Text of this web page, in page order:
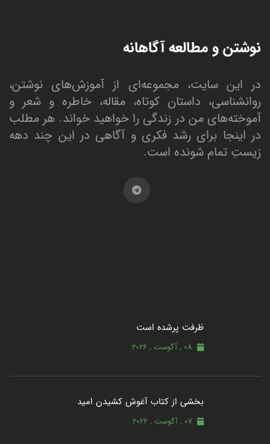
نوشتن و مطالعه آگاهانه
در این سایت، مجموعه‌ای از آموزش‌های نوشتن،
روانشناسی، داستان کوتاه، مقاله، خاطره و شعر و
آموخته‌های من در زندگی را خواهید خواند. هر مطلب
در اینجا برای رشد فکری و آگاهی در این چند دهه
زیستِ تمام شونده است.
ظرفت پرشده‌ است
08 , آگوست , 2026
بخشی از کتاب آغوش کشیدن امید
07 , آگوست , 2026